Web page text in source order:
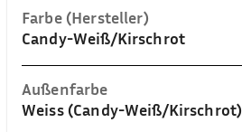
Farbe (Hersteller)
Candy-Weiß/Kirschrot
Außenfarbe
Weiss (Candy-Weiß/Kirschrot)